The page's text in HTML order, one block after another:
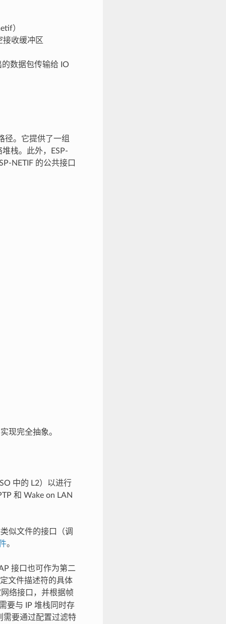
）
接收缓冲区
数据包传输给 IO
径。它提供了一组
栈。此外，ESP-
NETIF 的公共接口
现完全抽象。
中的 L2）以进行
和 Wake on LAN
似文件的接口（调
。
接口也可作为第二
文件描述符的具体
络接口，并根据帧
要与 IP 堆栈同时存
需要通过配置过滤特